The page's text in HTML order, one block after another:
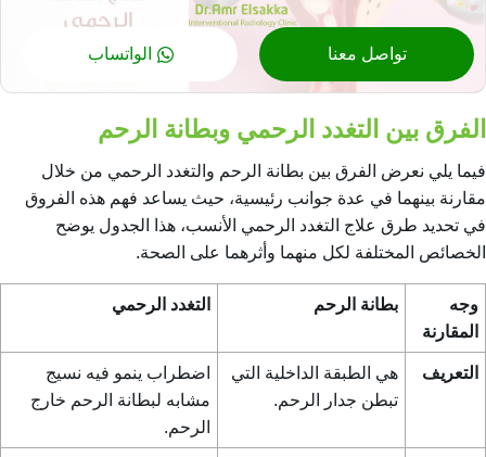
تواصل معنا الواتساب
الفرق بين التغدد الرحمي وبطانة الرحم
فيما يلي نعرض الفرق بين بطانة الرحم والتغدد الرحمي من خلال
مقارنة بينهما في عدة جوانب رئيسية، حيث يساعد فهم هذه الفروق
في تحديد طرق علاج التغدد الرحمي الأنسب، هذا الجدول يوضح
الخصائص المختلفة لكل منهما وأثرهما على الصحة.
وجه
المقارنة
بطانة الرحم التغدد الرحمي
التعريف
هي الطبقة الداخلية التي
تبطن جدار الرحم.
اضطراب ينمو فيه نسيج
مشابه لبطانة الرحم خارج
الرحم.